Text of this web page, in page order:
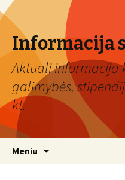
Informacija
Aktuali informacija
galimybės,
kt.
Meniu